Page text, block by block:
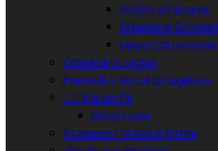
Smalti all'Acqua
Diluenti e Solventi
Linea Carrozzeria
Casette in Legno
Pannelli e Rotoli di Sughero
  Fai da Te
Linea casa
Accessori Mobili e Porte